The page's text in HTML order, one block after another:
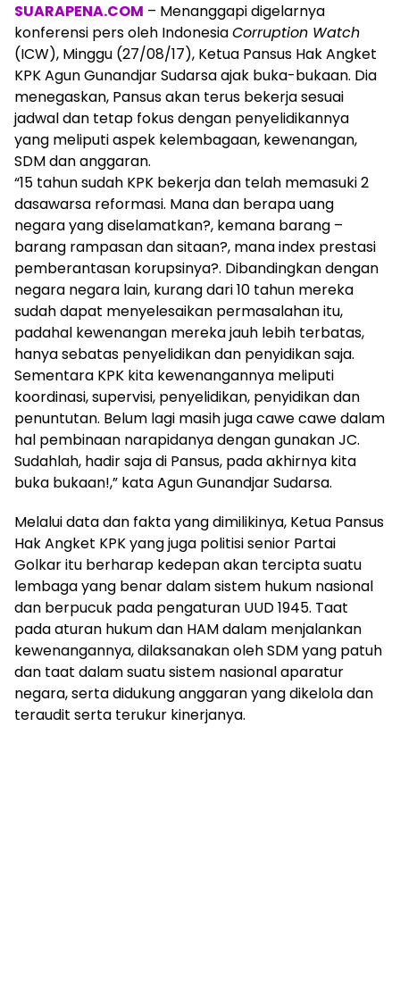
SUARAPENA.COM – Menanggapi digelarnya
konferensi pers oleh IndonesiaCorruption Watch
(ICW), Minggu (27/08/17), Ketua Pansus Hak Angket
KPK Agun Gunandjar Sudarsa ajak buka-bukaan. Dia
menegaskan, Pansus akan terus bekerja sesuai
jadwal dan tetap fokus dengan penyelidikannya
yang meliputi aspek kelembagaan, kewenangan,
SDM dan anggaran.
“15 tahun sudah KPK bekerja dan telah memasuki 2
dasawarsa reformasi. Mana dan berapa uang
negara yang diselamatkan?, kemana barang –
barang rampasan dan sitaan?, mana index prestasi
pemberantasan korupsinya?. Dibandingkan dengan
negara negara lain, kurang dari 10 tahun mereka
sudah dapat menyelesaikan permasalahan itu,
padahal kewenangan mereka jauh lebih terbatas,
hanya sebatas penyelidikan dan penyidikan saja.
Sementara KPK kita kewenangannya meliputi
koordinasi, supervisi, penyelidikan, penyidikan dan
penuntutan. Belum lagi masih juga cawe cawe dalam
hal pembinaan narapidanya dengan gunakan JC.
Sudahlah, hadir saja di Pansus, pada akhirnya kita
buka bukaan!,” kata Agun Gunandjar Sudarsa.
Melalui data dan fakta yang dimilikinya, Ketua Pansus
Hak Angket KPK yang juga politisi senior Partai
Golkar itu berharap kedepan akan tercipta suatu
lembaga yang benar dalam sistem hukum nasional
dan berpucuk pada pengaturan UUD 1945. Taat
pada aturan hukum dan HAM dalam menjalankan
kewenangannya, dilaksanakan oleh SDM yang patuh
dan taat dalam suatu sistem nasional aparatur
negara, serta didukung anggaran yang dikelola dan
teraudit serta terukur kinerjanya.